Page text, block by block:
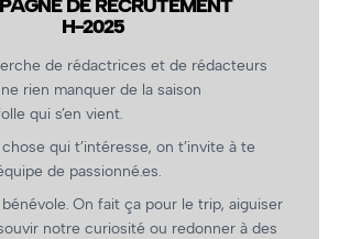
DE RECRUTEMENT
H-2025
de rédactrices et de rédacteurs
rien manquer de la saison
qui s’en vient.
qui t’intéresse, on t’invite à te
de passionné.es.
bénévole. On fait ça pour le trip, aiguiser
notre curiosité ou redonner à des